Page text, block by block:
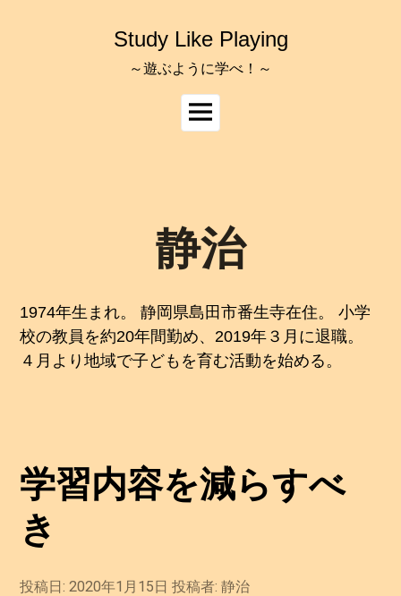
Study Like Playing
～遊ぶように学べ！～
メ
イ
ー
静治
1974年生まれ。 静岡県島田市番生寺在住。 小学
校の教員を約20年間勤め、2019年３月に退職。
４月より地域で子どもを育む活動を始める。
学習内容を減らすべ
き
投稿日:2020年1月15日 2
投稿者:静治